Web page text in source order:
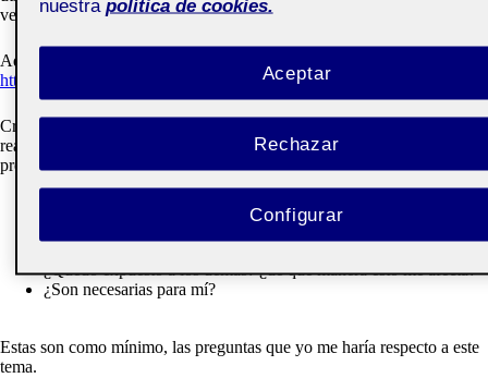
ventana a la creatividad de otros, en temas que me interesan.
Aquí os dejo los enlaces por si queréis verla:
https://www.instagram.com/bety_luciernaga/
Creo que la presencia en las redes, es algo que se ha de meditar y no
realizar de manera impulsiva. Muchas personas no se han realizado las
preguntas que yo recomendaría que son las siguientes:
¿Quedo expuesto a los demás? ¿de qué manera esto me afecta?
¿Son necesarias para mí?
Estas son como mínimo, las preguntas que yo me haría respecto a este
tema.
nuestra política de cookies.
Rechazar
Aceptar
Configurar